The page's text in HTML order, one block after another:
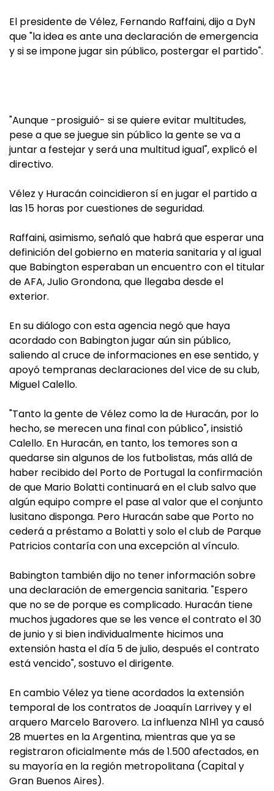
El presidente de Vélez, Fernando Raffaini, dijo a DyN
que "la idea es ante una declaración de emergencia
y si se impone jugar sin público, postergar el partido".
"Aunque -prosiguió- si se quiere evitar multitudes,
pese a que se juegue sin público la gente se va a
juntar a festejar y será una multitud igual", explicó el
directivo.
Vélez y Huracán coincidieron sí en jugar el partido a
las 15 horas por cuestiones de seguridad.
Raffaini, asimismo, señaló que habrá que esperar una
definición del gobierno en materia sanitaria y al igual
que Babington esperaban un encuentro con el titular
de AFA, Julio Grondona, que llegaba desde el
exterior.
En su diálogo con esta agencia negó que haya
acordado con Babington jugar aún sin público,
saliendo al cruce de informaciones en ese sentido, y
apoyó tempranas declaraciones del vice de su club,
Miguel Calello.
"Tanto la gente de Vélez como la de Huracán, por lo
hecho, se merecen una final con público", insistió
Calello. En Huracán, en tanto, los temores son a
quedarse sin algunos de los futbolistas, más allá de
haber recibido del Porto de Portugal la confirmación
de que Mario Bolatti continuará en el club salvo que
algún equipo compre el pase al valor que el conjunto
lusitano disponga. Pero Huracán sabe que Porto no
cederá a préstamo a Bolatti y solo el club de Parque
Patricios contaría con una excepción al vínculo.
Babington también dijo no tener información sobre
una declaración de emergencia sanitaria. "Espero
que no se de porque es complicado. Huracán tiene
muchos jugadores que se les vence el contrato el 30
de junio y si bien individualmente hicimos una
extensión hasta el día 5 de julio, después el contrato
está vencido", sostuvo el dirigente.
En cambio Vélez ya tiene acordados la extensión
temporal de los contratos de Joaquín Larrivey y el
arquero Marcelo Barovero. La influenza N1H1 ya causó
28 muertes en la Argentina, mientras que ya se
registraron oficialmente más de 1.500 afectados, en
su mayoría en la región metropolitana (Capital y
Gran Buenos Aires).